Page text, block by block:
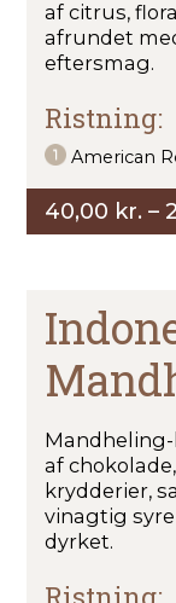
af citrus,
afrundet
eftersmag.
Ristning:
American
40,00 kr. –
af
krydderier,
vinagtig
dyrket.